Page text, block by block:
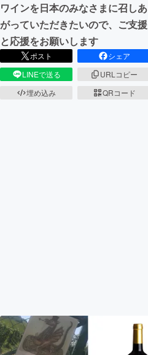
ワインを日本のみなさまに召しあ
がっていただきたいので、ご支援
と応援をお願いします
ポスト
シェア
LINEで送る
URLコピー
埋め込み
QRコード